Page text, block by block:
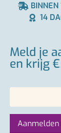
BINNEN
14
Meld je
en krijg